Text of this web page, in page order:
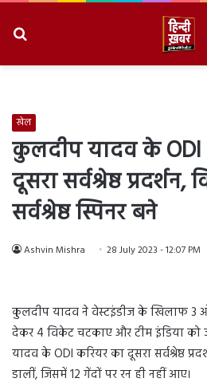
खेल
कुलदीप यादव के ODI
दूसरा सर्वश्रेष्ठ
सर्वश्रेष्ठ स्पिनर बने
Ashvin Mishra 28 July 2023 - 12:07 PM
कुलदीप यादव ने वेस्टइंडीज के खिलाफ 3
देकर 4 विकेट चटकाए और टीम इंडिया को
यादव के ODI करियर का दूसरा सर्वश्रेष्ठ
डालीं, जिसमें 12 गेंदों पर रन ही नहीं आए।